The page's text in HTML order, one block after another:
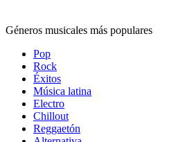
Géneros musicales más populares
Pop
Rock
Éxitos
Música latina
Electro
Chillout
Reggaetón